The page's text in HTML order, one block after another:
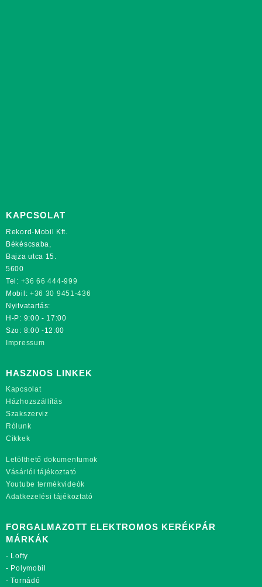
KAPCSOLAT
Rekord-Mobil Kft.
Békéscsaba,
Bajza utca 15.
5600
Tel: +36 66 444-999
Mobil: +36 30 9451-436
Nyitvatartás:
H-P: 9:00 - 17:00
Szo: 8:00 -12:00
Impressum
HASZNOS LINKEK
Kapcsolat
Házhozszállítás
Szakszerviz
Rólunk
Cikkek
Letölthető dokumentumok
Vásárlói tájékoztató
Youtube termékvideók
Adatkezelési tájékoztató
FORGALMAZOTT ELEKTROMOS KERÉKPÁR
MÁRKÁK
- Lofty
- Polymobil
-Tornádó